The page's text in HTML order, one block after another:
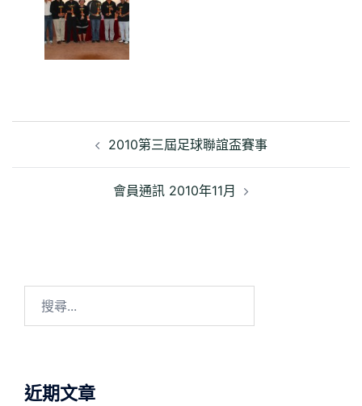
文
導
2010第三屆足球聯誼盃賽事
會員通訊 2010年11月
字:
近期文章